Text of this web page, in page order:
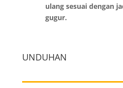
ulang sesuai dengan
gugur.
UNDUHAN